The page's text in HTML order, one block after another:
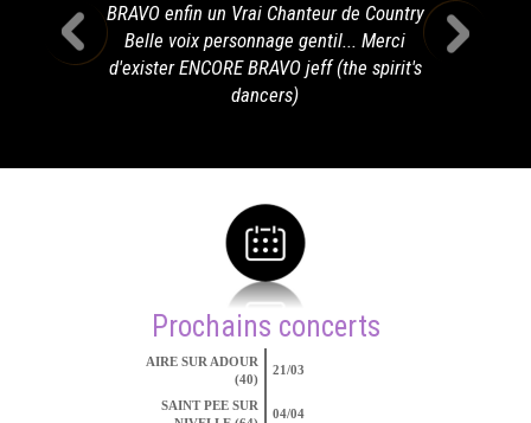
BRAVO enfin un Vrai Chanteur de Country
Belle voix personnage gentil... Merci
d'exister ENCORE BRAVO jeff (the spirit's
dancers)
Prochains concerts
AIRE SUR ADOUR
(40)
21/03
SAINT PEE SUR
04/04